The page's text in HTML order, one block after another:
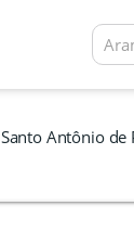
Santo Antônio de